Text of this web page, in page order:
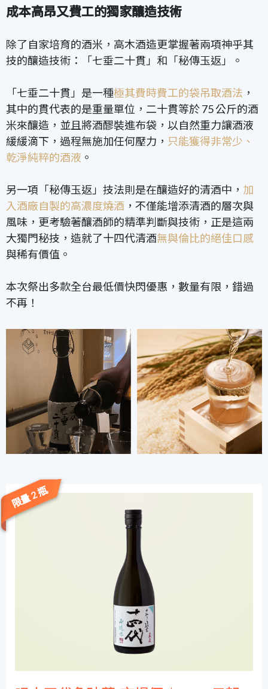
成本高昂又費工的獨家釀造技術
除了自家培育的酒米，高木酒造更掌握著兩項神乎其
技的釀造技術：「七垂二十貫」和「秘傳玉返」。
「七垂二十貫」是一種極其費時費工的袋吊取酒法 ，
其中的貫代表的是重量單位，二十貫等於 75 公斤的酒
米來釀造，並且將酒醪裝進布袋，以自然重力讓酒液
緩緩滴下，過程無施加任何壓力， 只能獲得非常少、
乾淨純粹的酒液 。
另一項「秘傳玉返」技法則是在釀造好的清酒中， 加
入酒廠自製的高濃度燒酒 ，不僅能增添清酒的層次與
風味，更考驗著釀酒師的精準判斷與技術，正是這兩
大獨門秘技，造就了十四代清酒無與倫比的絕佳口感
與稀有價值。
本次祭出多款全台最低價快閃優惠，數量有限，錯過
不再！
限量 2 瓶